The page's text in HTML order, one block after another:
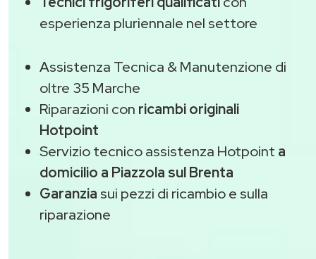
esperienza pluriennale nel settore
Assistenza Tecnica & Manutenzione di
oltre 35 Marche
Riparazioni con ricambi originali
Hotpoint
Servizio tecnico assistenza Hotpoint a
domicilio a Piazzola sul Brenta
Garanzia sui pezzi di ricambio e sulla
riparazione